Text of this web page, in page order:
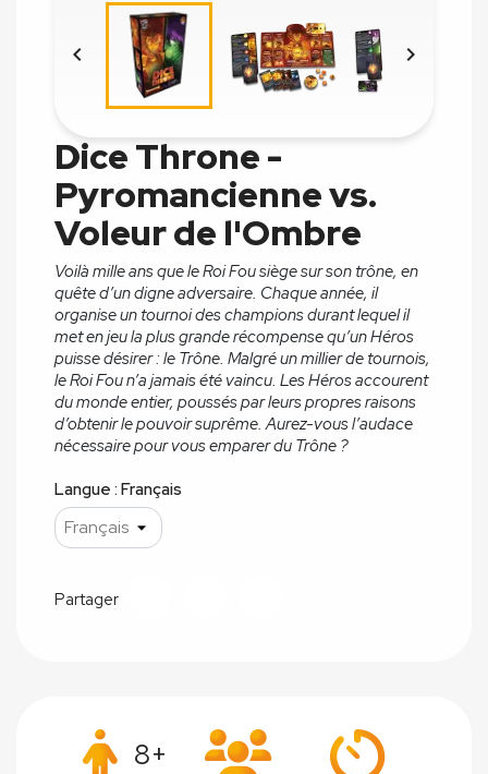
 
Dice Throne -
Pyromancienne vs.
Voleur de l'Ombre
Voilà mille ans que le Roi Fou siège sur son trône, en
quête d’un digne adversaire. Chaque année, il
organise un tournoi des champions durant lequel il
met en jeu la plus grande récompense qu’un Héros
puisse désirer : le Trône. Malgré un millier de tournois,
le Roi Fou n’a jamais été vaincu. Les Héros accourent
du monde entier, poussés par leurs propres raisons
d’obtenir le pouvoir suprême.Aurez-vous l’audace
nécessaire pour vous emparer du Trône ?
Langue : Français
Partager
8+